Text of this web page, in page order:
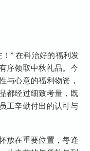
” 在科治好的福利发
序领取中秋礼品。今
与心意的福利物资，
都经过细致考量，既
工辛勤付出的认可与
放在重要位置，每逢